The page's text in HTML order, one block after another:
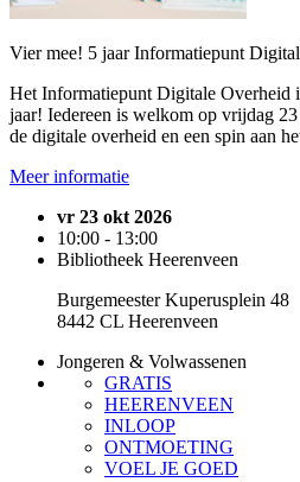
Vier mee! 5 jaar Informatiepunt
Het Informatiepunt Digitale Overheid
jaar! Iedereen is welkom op vrijdag
de digitale overheid en een spin aan
Meer informatie
vr 23 okt 2026
10:00 - 13:00
Bibliotheek Heerenveen
Burgemeester Kuperusplein 48
8442 CL Heerenveen
Jongeren & Volwassenen
GRATIS
HEERENVEEN
INLOOP
ONTMOETING
VOEL JE GOED